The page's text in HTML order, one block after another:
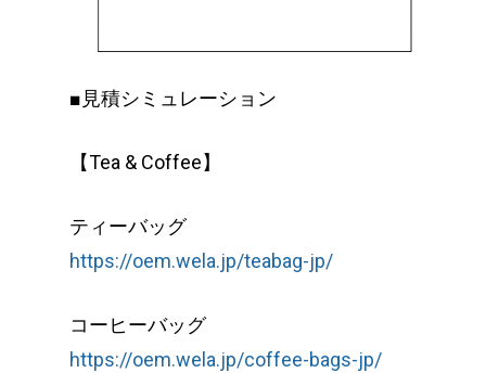
■見積シミュレーション
【Tea & Coffee】
ティーバッグ
https://oem.wela.jp/teabag-jp/
コーヒーバッグ
https://oem.wela.jp/coffee-bags-jp/